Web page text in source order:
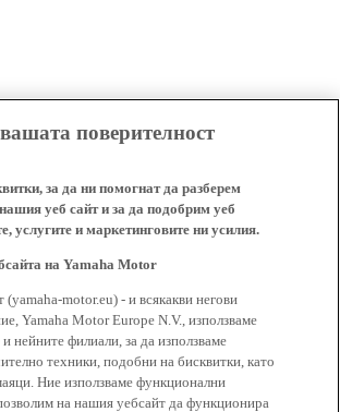
поверителност
за да ни помогнат да разберем
уеб сайт и за да подобрим уеб
услугите и маркетинговите ни усилия.
на Yamaha Motor
motor.eu) - и всякакви негови
Yamaha Motor Europe N.V., използваме
нейните филиали, за да използваме
техники, подобни на бисквитки, като
Ние използваме функционални
на нашия уебсайт да функционира